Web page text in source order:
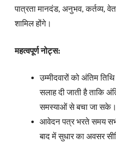
पात्रता मानदंड, अनुभव, कर्तव्य,
शामिल होंगे।
महत्वपूर्ण नोट्स:
उम्मीदवारों को अंतिम
सलाह दी जाती है ताकि
समस्याओं से बचा जा सके।
आवेदन पत्र भरते समय
बाद में सुधार का अवसर